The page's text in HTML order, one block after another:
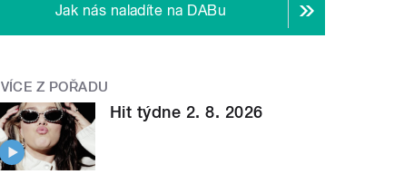
Jak nás naladíte na DABu
VÍCE Z POŘADU
Hit týdne 2. 8. 2026